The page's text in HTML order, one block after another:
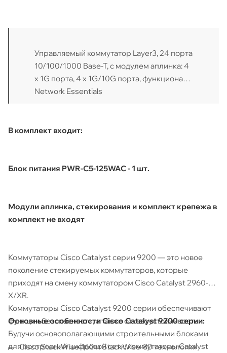
Управляемый коммутатор Layer3, 24 порта
10/100/1000 Base-T, с модулем аплинка: 4
x 1G порта, 4 x 1G/10G порта, функционал
Network Essentials
В комплект входит:
Блок питания PWR-C5-125WAC - 1 шт.
Модули аплинка, стекирования и комплект крепежа в
комплект не входят
Коммутаторы Cisco Catalyst серии 9200 — это новое
поколение стекируемых коммутаторов, которые
приходят на смену коммутатором Cisco Catalyst 2960-
X/XR.
Коммутаторы Cisco Catalyst 9200 серии обеспечивают
функции безопасности, а также отказоустойчивость.
Будучи основополагающими строительными блоками
для построений цифровой сети, коммутаторы Catalyst
Основные особенности Cisco Catalyst 9200 серии:
Cisco StackWise-160 и StackWise-80 технология